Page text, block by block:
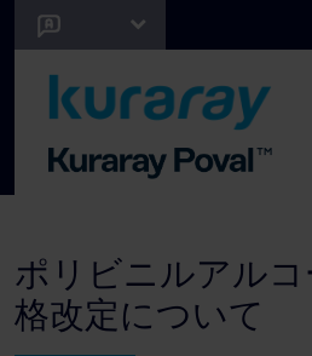
ポリビニルアル
格改定について